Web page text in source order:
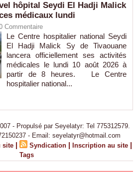
hôpital Seydi El Hadji Malick
médicaux lundi
Commentaire
Le Centre hospitalier national Seydi
El Hadji Malick Sy de Tivaouane
lancera officiellement ses activités
médicales le lundi 10 août 2026 à
partir de 8 heures. Le Centre
hospitalier national...
- Propulsé par Seyelatyr: Tel 775312579.
- Email: seyelatyr@hotmail.com
site | Syndication | Inscription au site |
Tags